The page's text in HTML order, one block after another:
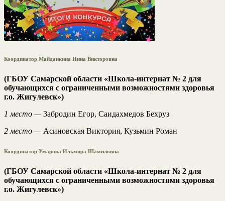
Координатор Майданкина Инна Викторовна
(ГБОУ Самарской области «Школа-интернат № 2 для
обучающихся с ограниченными возможностями здоровья
г.о. Жигулевск»)
1 место —Забродин Егор, Саидахмедов Бехруз
2 место — Асиновская Виктория, Кузьмин Роман
Координатор Умарова Ильмира Шамиловна
(ГБОУ Самарской области «Школа-интернат № 2 для
обучающихся с ограниченными возможностями здоровья
г.о. Жигулевск»)